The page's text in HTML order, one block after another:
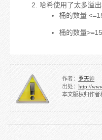
哈希使用了太多溢
桶的数量
桶的数量
作者：
罗天帅
出处： http://
本文版权归作者